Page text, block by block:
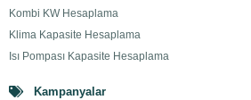
Kombi KW Hesaplama
Klima Kapasite Hesaplama
Isı Pompası Kapasite Hesaplama
Kampanyalar